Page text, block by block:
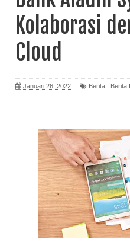
Kolaborasi
Cloud
Januari 26, 2022 Berita Berita